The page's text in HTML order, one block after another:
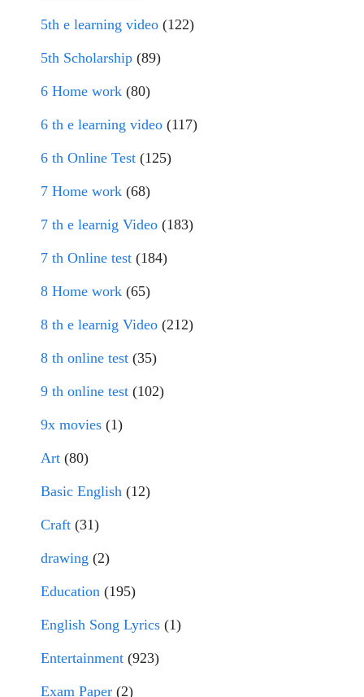
5th e learning video (122)
5th Scholarship (89)
6 Home work (80)
6 th e learning video (117)
6 th Online Test (125)
7 Home work (68)
7 th e learnig Video (183)
7 th Online test (184)
8 Home work (65)
8 th e learnig Video (212)
8 th online test (35)
9 th online test (102)
9x movies (1)
Art (80)
Basic English (12)
Craft (31)
drawing (2)
Education (195)
English Song Lyrics (1)
Entertainment (923)
Exam Paper (2)